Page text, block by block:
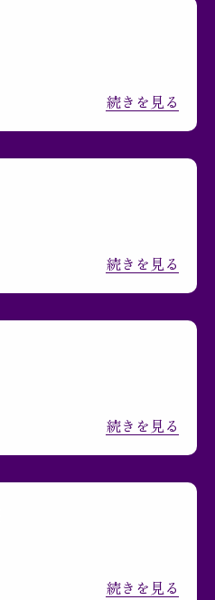
続きを見る
続きを見る
続きを見る
続きを見る